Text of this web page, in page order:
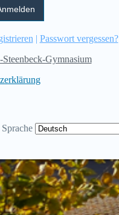
| Passwort vergessen?
Gymnasium
Sprache